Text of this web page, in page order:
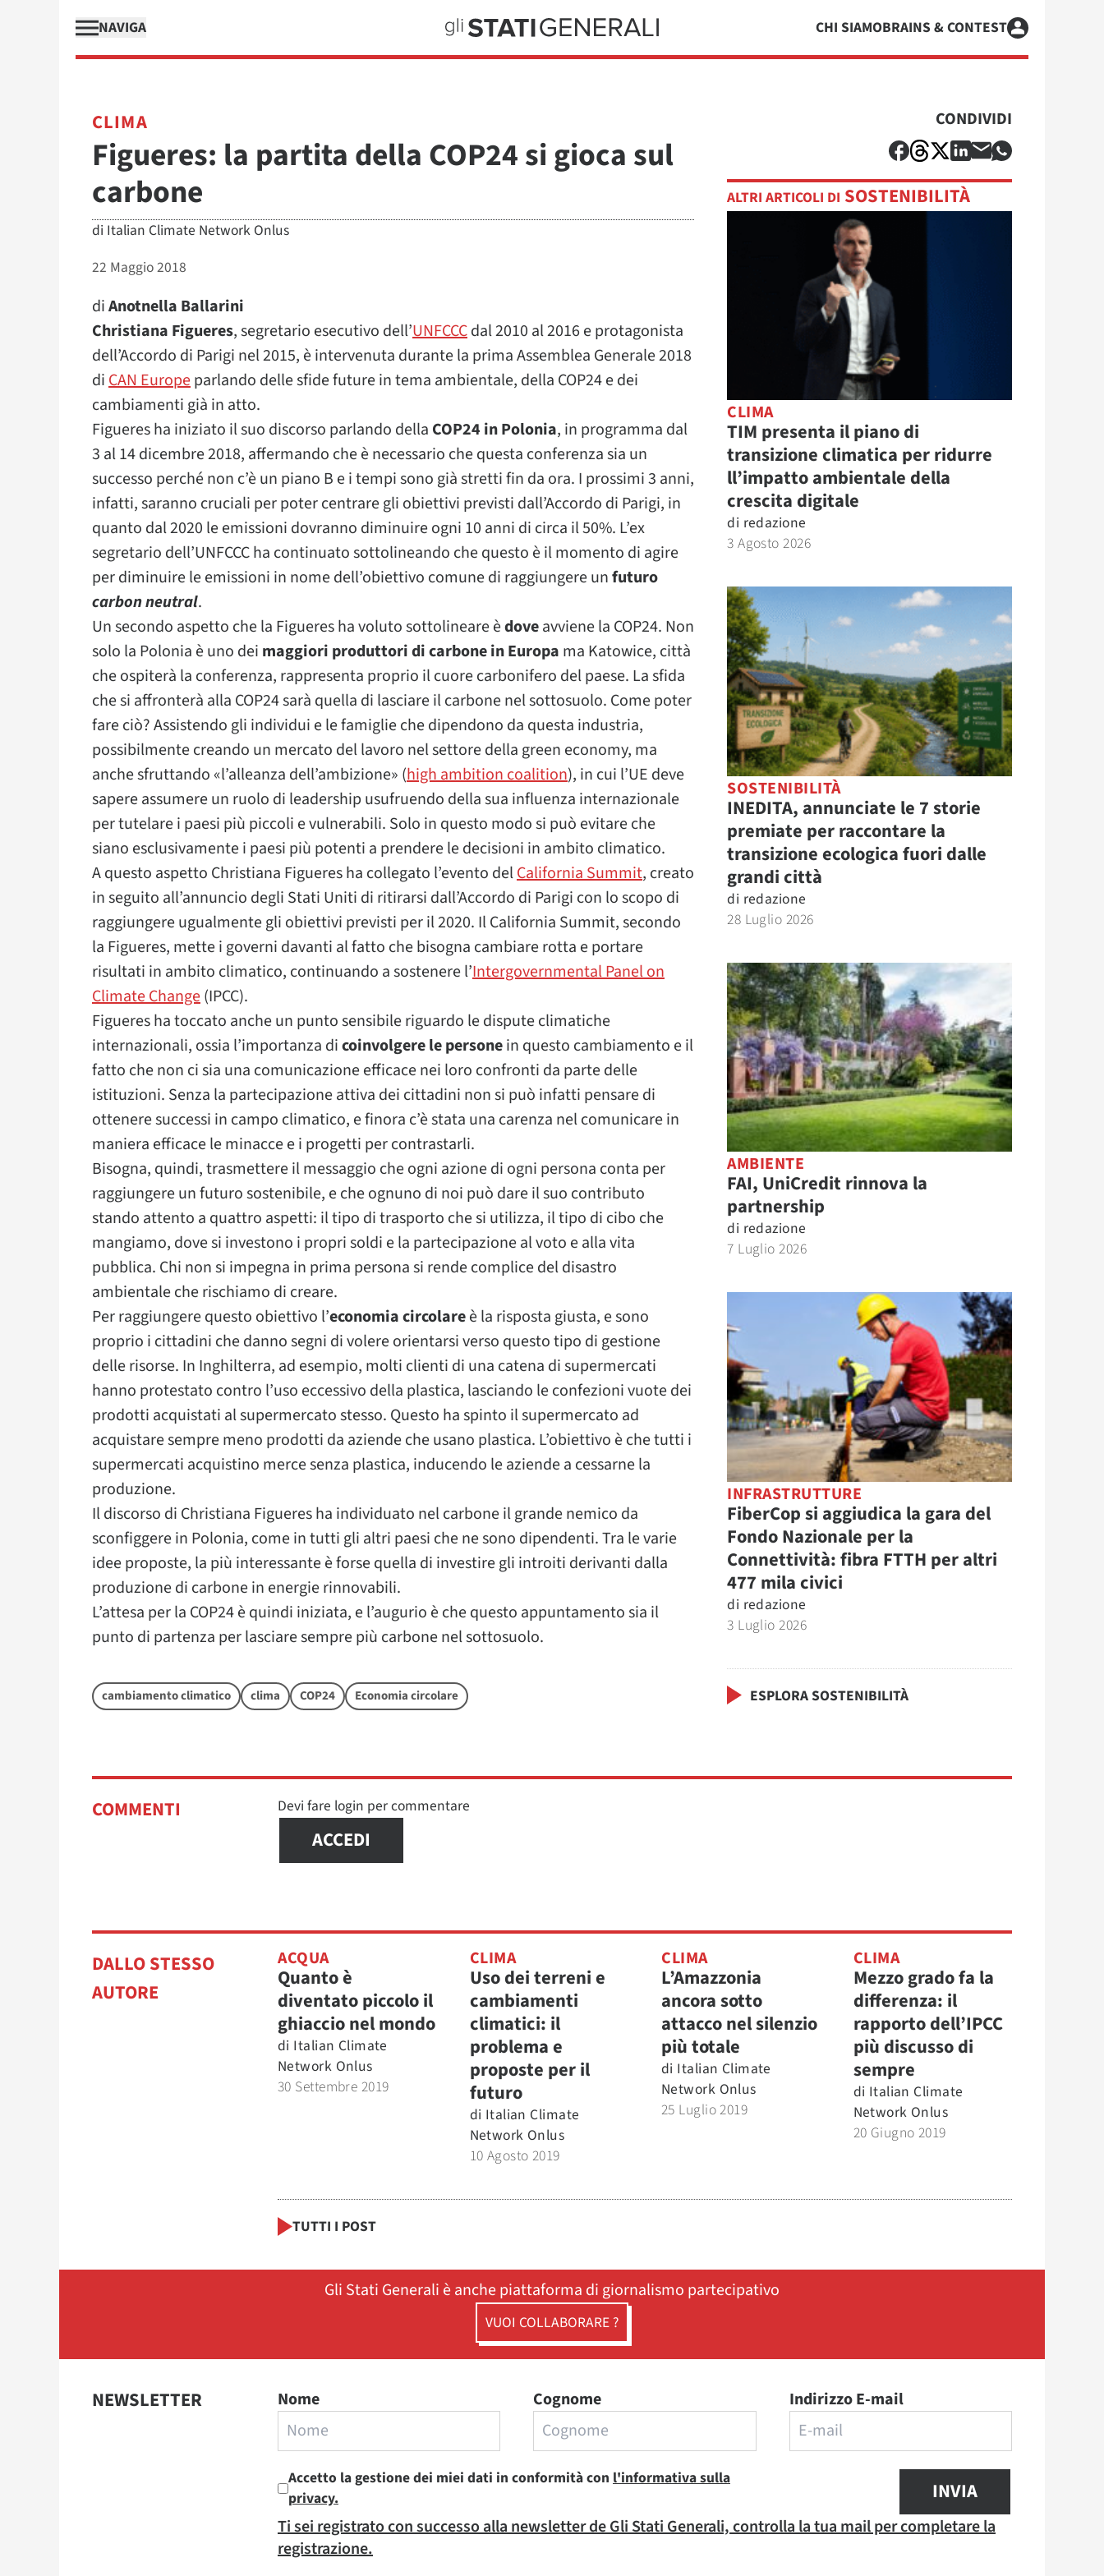
NAVIGA CHI SIAMOBRAINS & CONTEST
CLIMA
Figueres: la partita della COP24 si gioca sul
carbone
di Italian Climate Network Onlus
22 Maggio 2018
diAnotnella Ballarini
Christiana Figueres, segretario esecutivo dell’UNFCCCdal 2010 al 2016 e protagonista
dell’Accordo di Parigi nel 2015, è intervenuta durante la prima Assemblea Generale 2018
diCAN Europeparlando delle sfide future in tema ambientale, della COP24 e dei
cambiamenti già in atto.
Figueres ha iniziato il suo discorso parlando della COP24 in Polonia, in programma dal
3 al 14 dicembre 2018, affermando che è necessario che questa conferenza sia un
successo perché non c’è un piano B e i tempi sono già stretti fin da ora. I prossimi 3 anni,
infatti, saranno cruciali per poter centrare gli obiettivi previsti dall’Accordo di Parigi, in
quanto dal 2020 le emissioni dovranno diminuire ogni 10 anni di circa il 50%. L’ex
segretario dell’UNFCCC ha continuato sottolineando che questo è il momento di agire
per diminuire le emissioni in nome dell’obiettivo comune di raggiungere unfuturo
carbon neutral.
Un secondo aspetto che la Figueres ha voluto sottolineare èdoveavviene la COP24. Non
solo la Polonia è uno dei maggiori produttori di carbone in Europa ma Katowice, città
che ospiterà la conferenza, rappresenta proprio il cuore carbonifero del paese. La sfida
che si affronterà alla COP24 sarà quella di lasciare il carbone nel sottosuolo. Come poter
fare ciò? Assistendo gli individui e le famiglie che dipendono da questa industria,
possibilmente creando un mercato del lavoro nel settore della green economy, ma
anche sfruttando «l’alleanza dell’ambizione» (high ambition coalition), in cui l’UE deve
sapere assumere un ruolo di leadership usufruendo della sua influenza internazionale
per tutelare i paesi più piccoli e vulnerabili. Solo in questo modo si può evitare che
siano esclusivamente i paesi più potenti a prendere le decisioni in ambito climatico.
A questo aspetto Christiana Figueres ha collegato l’evento delCalifornia Summit, creato
in seguito all’annuncio degli Stati Uniti di ritirarsi dall’Accordo di Parigi con lo scopo di
raggiungere ugualmente gli obiettivi previsti per il 2020. Il California Summit, secondo
la Figueres, mette i governi davanti al fatto che bisogna cambiare rotta e portare
risultati in ambito climatico, continuando a sostenere l’Intergovernmental Panel on
Climate Change(IPCC).
Figueres ha toccato anche un punto sensibile riguardo le dispute climatiche
internazionali, ossia l’importanza dicoinvolgere le personein questo cambiamento e il
fatto che non ci sia una comunicazione efficace nei loro confronti da parte delle
istituzioni. Senza la partecipazione attiva dei cittadini non si può infatti pensare di
ottenere successi in campo climatico, e finora c’è stata una carenza nel comunicare in
maniera efficace le minacce e i progetti per contrastarli.
Bisogna, quindi, trasmettere il messaggio che ogni azione di ogni persona conta per
raggiungere un futuro sostenibile, e che ognuno di noi può dare il suo contributo
stando attento a quattro aspetti: il tipo di trasporto che si utilizza, il tipo di cibo che
mangiamo, dove si investono i propri soldi e la partecipazione al voto e alla vita
pubblica. Chi non si impegna in prima persona si rende complice del disastro
ambientale che rischiamo di creare.
Per raggiungere questo obiettivo l’economia circolareè la risposta giusta, e sono
proprio i cittadini che danno segni di volere orientarsi verso questo tipo di gestione
delle risorse. In Inghilterra, ad esempio, molti clienti di una catena di supermercati
hanno protestato contro l’uso eccessivo della plastica, lasciando le confezioni vuote dei
prodotti acquistati al supermercato stesso. Questo ha spinto il supermercato ad
acquistare sempre meno prodotti da aziende che usano plastica. L’obiettivo è che tutti i
supermercati acquistino merce senza plastica, inducendo le aziende a cessarne la
produzione.
Il discorso di Christiana Figueres ha individuato nel carbone il grande nemico da
sconfiggere in Polonia, come in tutti gli altri paesi che ne sono dipendenti. Tra le varie
idee proposte, la più interessante è forse quella di investire gli introiti derivanti dalla
produzione di carbone in energie rinnovabili.
L’attesa per la COP24 è quindi iniziata, e l’augurio è che questo appuntamento sia il
punto di partenza per lasciare sempre più carbone nel sottosuolo.
cambiamento climatico clima COP24 Economia circolare
CONDIVIDI
ALTRI ARTICOLI DI SOSTENIBILITÀ
CLIMA
TIM presenta il piano di
transizione climatica per ridurre
ll’impatto ambientale della
crescita digitale
di redazione
3 Agosto 2026
SOSTENIBILITÀ
INEDITA, annunciate le 7 storie
premiate per raccontare la
transizione ecologica fuori dalle
grandi città
di redazione
28 Luglio 2026
AMBIENTE
FAI, UniCredit rinnova la
partnership
di redazione
7 Luglio 2026
INFRASTRUTTURE
FiberCop si aggiudica la gara del
Fondo Nazionale per la
Connettività: fibra FTTH per altri
477 mila civici
di redazione
3 Luglio 2026
ESPLORA SOSTENIBILITÀ
COMMENTI Devi fare login per commentare
ACCEDI
DALLO STESSO
AUTORE
ACQUA
Quanto è
diventato piccolo il
ghiaccio nel mondo
di Italian Climate
Network Onlus
30 Settembre 2019
CLIMA
Uso dei terreni e
cambiamenti
climatici: il
problema e
proposte per il
futuro
di Italian Climate
Network Onlus
10 Agosto 2019
CLIMA
L’Amazzonia
ancora sotto
attacco nel silenzio
più totale
di Italian Climate
Network Onlus
25 Luglio 2019
CLIMA
Mezzo grado fa la
differenza: il
rapporto dell’IPCC
più discusso di
sempre
di Italian Climate
Network Onlus
20 Giugno 2019
TUTTI I POST
Gli Stati Generali è anche piattaforma di giornalismo partecipativo
VUOI COLLABORARE ?
NEWSLETTER Nome Cognome Indirizzo E-mail
Accetto la gestione dei miei dati in conformità con l'informativa sulla
privacy.
INVIA
Ti sei registrato con successo alla newsletter de Gli Stati Generali, controlla la tua mail per completare la
registrazione.